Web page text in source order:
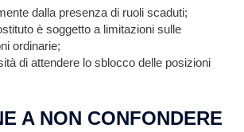
dalla presenza di ruoli scaduti;
è soggetto a limitazioni sulle
ordinarie;
di attendere lo sblocco delle posizioni
A NON CONFONDERE